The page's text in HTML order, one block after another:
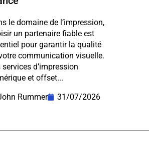
le domaine de l’impression,
un partenaire fiable est
pour garantir la qualité
communication visuelle.
services d’impression
et offset...
Rummer
31/07/2026